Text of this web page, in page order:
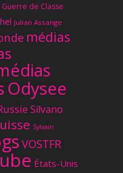
Guerre de Classe
Julian Assange
médias
Odysee
Silvano
Sylvain
VOSTFR
États-Unis